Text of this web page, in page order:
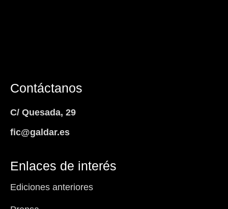
Contáctanos
C/ Quesada, 29
fic@galdar.es
Enlaces de interés
Ediciones anteriores